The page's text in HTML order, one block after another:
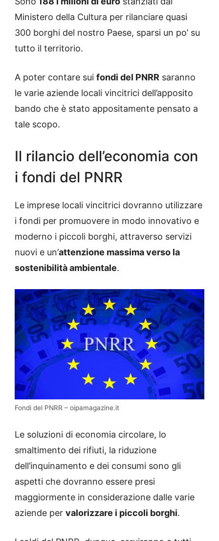
Ministero della Cultura per rilanciare quasi
300 borghi del nostro Paese, sparsi un po’ su
tutto il territorio.
A poter contare sui fondi del PNRR saranno
le varie aziende locali vincitrici dell’apposito
bando che è stato appositamente pensato a
tale scopo.
Il rilancio dell’economia con
i fondi del PNRR
Le imprese locali vincitrici dovranno utilizzare
i fondi per promuovere in modo innovativo e
moderno i piccoli borghi, attraverso servizi
nuovi e un’attenzione massima verso la
sostenibilità ambientale.
Fondi del PNRR – oipamagazine.it
Le soluzioni di economia circolare, lo
smaltimento dei rifiuti, la riduzione
dell’inquinamento e dei consumi sono gli
aspetti che dovranno essere presi
maggiormente in considerazione dalle varie
aziende per valorizzare i piccoli borghi.